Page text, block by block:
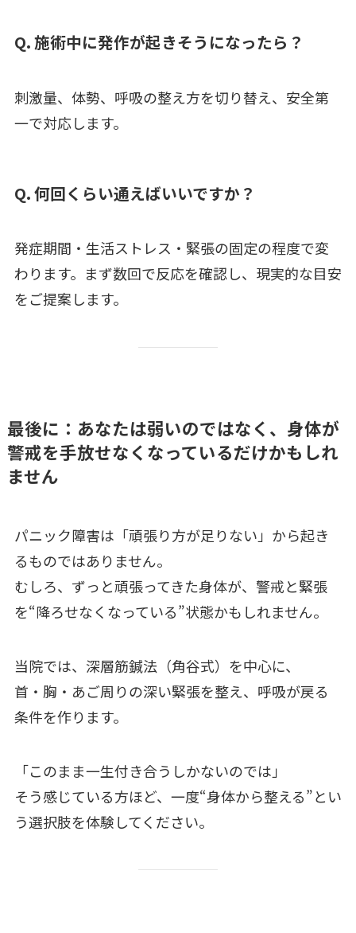
Q. 施術中に発作が起きそうになったら？
刺激量、体勢、呼吸の整え方を切り替え、安全第
一で対応します。
Q. 何回くらい通えばいいですか？
発症期間・生活ストレス・緊張の固定の程度で変
わります。まず数回で反応を確認し、現実的な目安
をご提案します。
最後に：あなたは弱いのではなく、身体が
警戒を手放せなくなっているだけかもしれ
ません
パニック障害は「頑張り方が足りない」から起き
るものではありません。
むしろ、ずっと頑張ってきた身体が、警戒と緊張
を“降ろせなくなっている”状態かもしれません。
当院では、深層筋鍼法（角谷式）を中心に、
首・胸・あご周りの深い緊張を整え、呼吸が戻る
条件を作ります。
「このまま一生付き合うしかないのでは」
そう感じている方ほど、一度“身体から整える”とい
う選択肢を体験してください。